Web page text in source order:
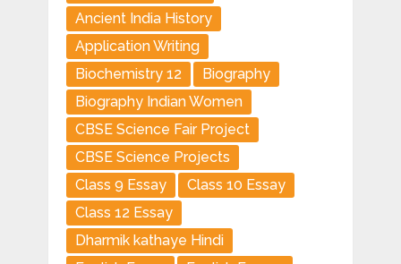
Ancient India History
Application Writing
Biochemistry 12
Biography
Biography Indian Women
CBSE Science Fair Project
CBSE Science Projects
Class 9 Essay
Class 10 Essay
Class 12 Essay
Dharmik kathaye Hindi